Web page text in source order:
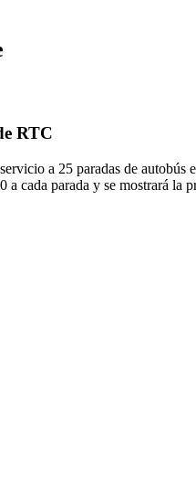
RTC
a 25 paradas de
cada parada y se mostrará